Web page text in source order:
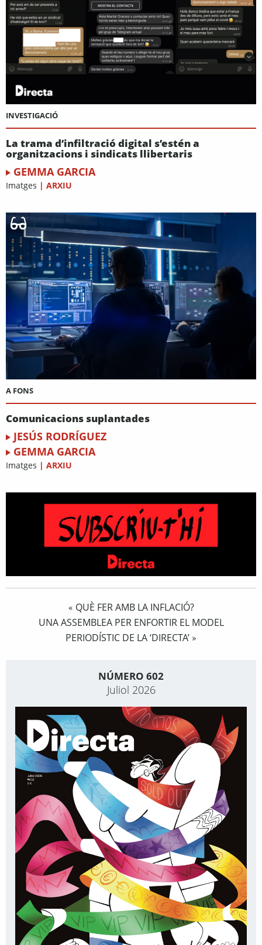
INVESTIGACIÓ
La trama d’infiltració digital s’estén a
organitzacions i sindicats llibertaris
GEMMA GARCIA
Imatges | ARXIU
A FONS
Comunicacions suplantades
JESÚS RODRÍGUEZ
GEMMA GARCIA
Imatges | ARXIU
« QUÈ FER AMB LA INFLACIÓ?
UNA ASSEMBLEA PER ENFORTIR EL MODEL
PERIODÍSTIC DE LA ‘DIRECTA’ »
NÚMERO 602
Juliol 2026